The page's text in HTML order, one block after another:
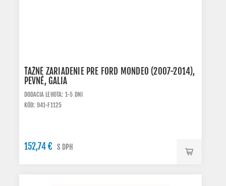
ŤAŽNÉ ZARIADENIE PRE FORD MONDEO (2007-2014),
PEVNÉ, GALIA
DODACIA LEHOTA: 1-5 DNI
KÓD: 941-F1125
152,74 € S DPH